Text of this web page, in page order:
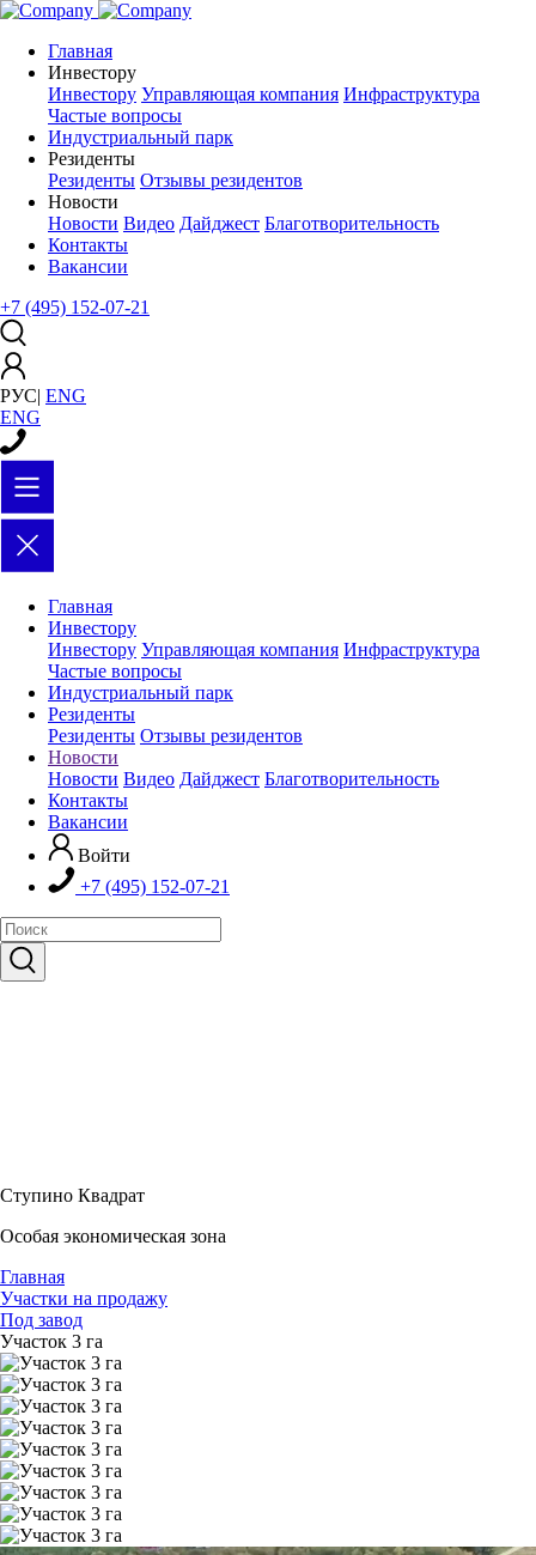
Главная
Инвестору
Инвестору Управляющая компания Инфраструктура
Частые вопросы
Индустриальный парк
Резиденты
Резиденты Отзывы резидентов
Новости
Новости Видео Дайджест Благотворительность
Контакты
Вакансии
+7 (495) 152-07-21
РУС| ENG
ENG
Главная
Инвестору
Инвестору Управляющая компания Инфраструктура
Частые вопросы
Индустриальный парк
Резиденты
Резиденты Отзывы резидентов
Новости
Новости Видео Дайджест Благотворительность
Контакты
Вакансии
Войти
+7 (495) 152-07-21
Ступино Квадрат
Особая экономическая зона
Главная
Участки на продажу
Под завод
Участок 3 га